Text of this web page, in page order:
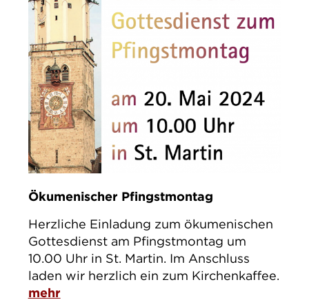
Ökumenischer Pfingstmontag
Herzliche Einladung zum ökumenischen
Gottesdienst am Pfingstmontag um
10.00 Uhr in St. Martin. Im Anschluss
laden wir herzlich ein zum Kirchenkaffee.
mehr